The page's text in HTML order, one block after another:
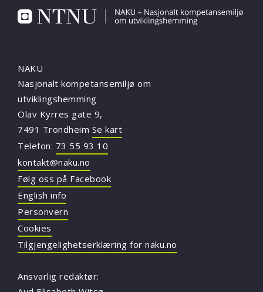
NAKU
Nasjonalt kompetansemiljø om
utviklingshemming
Olav Kyrres gate 9,
7491 Trondheim Se kart
Telefon: 73 55 93 10
kontakt@naku.no
Følg oss på Facebook
English info
Personvern
Cookies
Tilgjengelighetserklæring for naku.no
Ansvarlig redaktør: